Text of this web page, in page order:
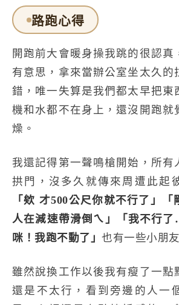
路跑心得
開跑前大會暖身操我跳的很認真
有意思，拿來當辦公室坐太久的
錯，唯一失算是我們都太早把東
機和水都不在身上，還沒開跑就
燥。
我還記得第一聲鳴槍開始，所有
拱門，沒多久就傳來周遭此起
「欸 才500公尺你就不行了」「
人在減速帶滑倒ㄟ」「我不行
咪！我跑不動了」 也有一些小朋
雖然說換工作以後我有瘦了一點
還是不太行，看到旁邊的人一